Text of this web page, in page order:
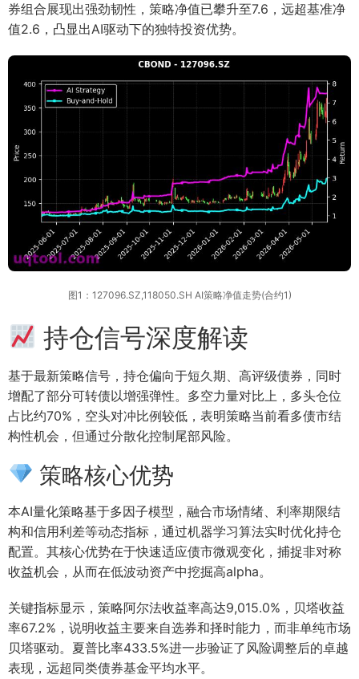
券组合展现出强劲韧性，策略净值已攀升至7.6，远超基准净
值2.6，凸显出AI驱动下的独特投资优势。
图1：127096.SZ,118050.SH AI策略净值走势(合约1)
持仓信号深度解读
基于最新策略信号，持仓偏向于短久期、高评级债券，同时
增配了部分可转债以增强弹性。多空力量对比上，多头仓位
占比约70%，空头对冲比例较低，表明策略当前看多债市结
构性机会，但通过分散化控制尾部风险。
策略核心优势
本AI量化策略基于多因子模型，融合市场情绪、利率期限结
构和信用利差等动态指标，通过机器学习算法实时优化持仓
配置。其核心优势在于快速适应债市微观变化，捕捉非对称
收益机会，从而在低波动资产中挖掘高alpha。
关键指标显示，策略阿尔法收益率高达9,015.0%，贝塔收益
率67.2%，说明收益主要来自选券和择时能力，而非单纯市场
贝塔驱动。夏普比率433.5%进一步验证了风险调整后的卓越
表现，远超同类债券基金平均水平。